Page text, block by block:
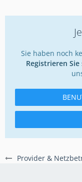
Provider &
Sie haben noch
Registrieren